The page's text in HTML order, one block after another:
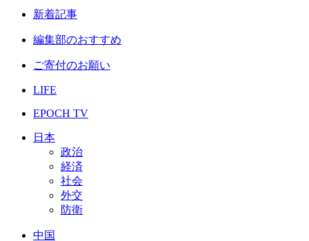
新着記事
編集部のおすすめ
ご寄付のお願い
LIFE
EPOCH TV
日本
政治
経済
社会
外交
防衛
中国